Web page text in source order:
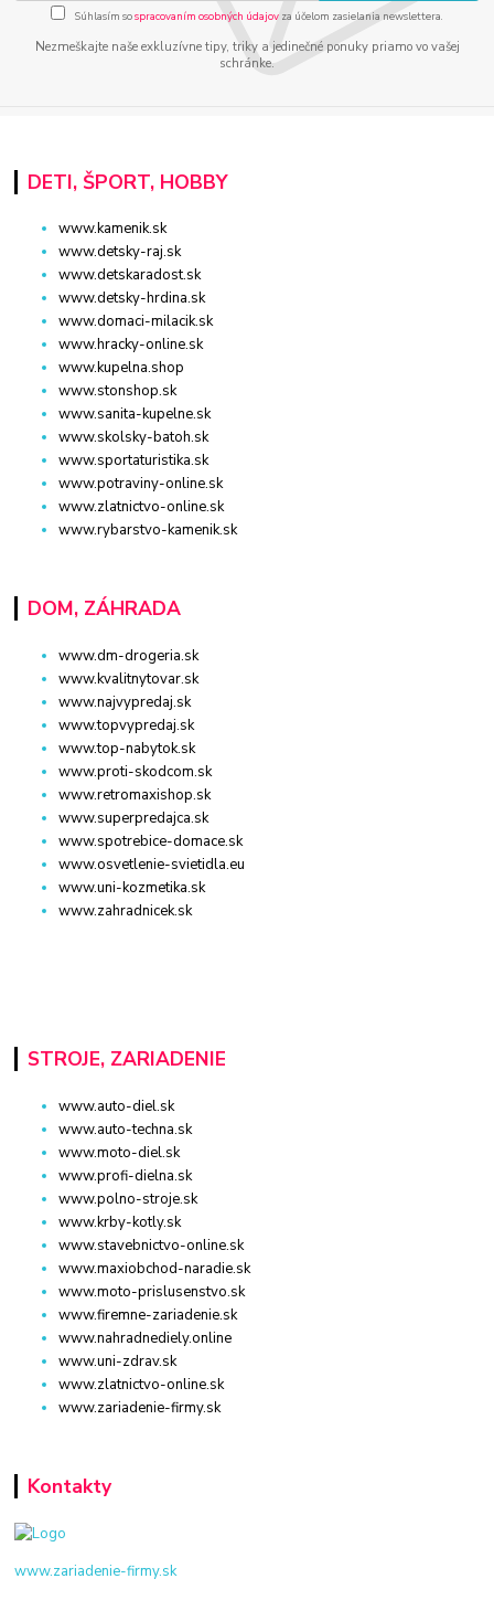
Súhlasím sospracovaním osobných údajov za účelom zasielania newslettera.
Nezmeškajte naše exkluzívne tipy, triky a jedinečné ponuky priamo vo vašej
schránke.
DETI, ŠPORT, HOBBY
www.kamenik.sk
www.detsky-raj.sk
www.detskaradost.sk
www.detsky-hrdina.sk
www.domaci-milacik.sk
www.hracky-online.sk
www.kupelna.shop
www.stonshop.sk
www.sanita-kupelne.sk
www.skolsky-batoh.sk
www.sportaturistika.sk
www.potraviny-online.sk
www.zlatnictvo-online.sk
www.rybarstvo-kamenik.sk
DOM, ZÁHRADA
www.dm-drogeria.sk
www.kvalitnytovar.sk
www.najvypredaj.sk
www.topvypredaj.sk
www.top-nabytok.sk
www.proti-skodcom.sk
www.retromaxishop.sk
www.superpredajca.sk
www.spotrebice-domace.sk
www.osvetlenie-svietidla.eu
www.uni-kozmetika.sk
www.zahradnicek.sk
STROJE, ZARIADENIE
www.auto-diel.sk
www.auto-techna.sk
www.moto-diel.sk
www.profi-dielna.sk
www.polno-stroje.sk
www.krby-kotly.sk
www.stavebnictvo-online.sk
www.maxiobchod-naradie.sk
www.moto-prislusenstvo.sk
www.firemne-zariadenie.sk
www.nahradnediely.online
www.uni-zdrav.sk
www.zlatnictvo-online.sk
www.zariadenie-firmy.sk
Kontakty
www.zariadenie-firmy.sk